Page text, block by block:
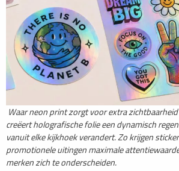
Waar neon print zorgt voor extra
creëert holografische folie een dynamisch
vanuit elke kijkhoek verandert. Zo krijgen
promotionele uitingen maximale
merken zich te onderscheiden.